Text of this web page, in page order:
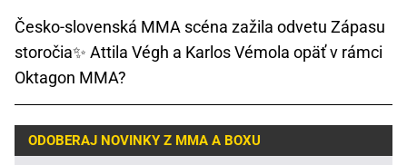
Česko-slovenská MMA scéna zažila odvetu Zápasu
storočia✨ Attila Végh a Karlos Vémola opäť v rámci
Oktagon MMA?
ODOBERAJ NOVINKY Z MMA A BOXU